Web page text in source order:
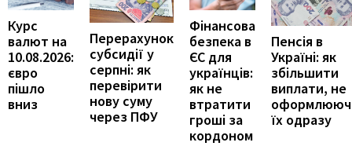
Курс
валют на
10.08.2026:
євро
пішло
вниз
Перерахунок
субсидії у
серпні: як
перевірити
нову суму
через ПФУ
Фінансова
безпека в
ЄС для
українців:
як не
втратити
гроші за
кордоном
Пенсія в
Україні: як
збільшити
виплати, не
їх одразу